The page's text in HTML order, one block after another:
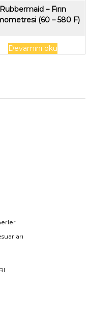
Rubbermaid – Fırın
(60 – 580 F)
Devamını oku